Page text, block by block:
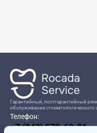
Гарантийный, постгарантийный
обслуживание стоматологического
Телефон:
+7 (843) 570-60-81